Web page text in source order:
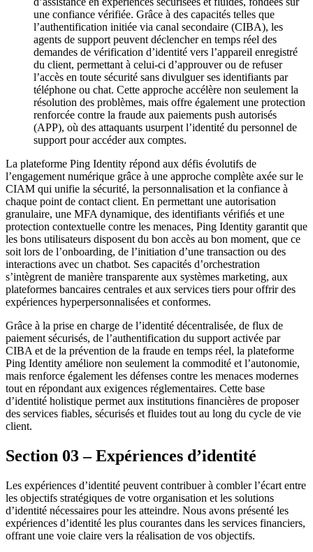
une confiance vérifiée. Grâce à des capacités telles que
l’authentification initiée via canal secondaire (CIBA), les
agents de support peuvent déclencher en temps réel des
demandes de vérification d’identité vers l’appareil enregistré
du client, permettant à celui-ci d’approuver ou de refuser
l’accès en toute sécurité sans divulguer ses identifiants par
téléphone ou chat. Cette approche accélère non seulement la
résolution des problèmes, mais offre également une protection
renforcée contre la fraude aux paiements push autorisés
(APP), où des attaquants usurpent l’identité du personnel de
support pour accéder aux comptes.
La plateforme Ping Identity répond aux défis évolutifs de
l’engagement numérique grâce à une approche complète axée sur le
CIAM qui unifie la sécurité, la personnalisation et la confiance à
chaque point de contact client. En permettant une autorisation
granulaire, une MFA dynamique, des identifiants vérifiés et une
protection contextuelle contre les menaces, Ping Identity garantit que
les bons utilisateurs disposent du bon accès au bon moment, que ce
soit lors de l’onboarding, de l’initiation d’une transaction ou des
interactions avec un chatbot. Ses capacités d’orchestration
s’intègrent de manière transparente aux systèmes marketing, aux
plateformes bancaires centrales et aux services tiers pour offrir des
expériences hyperpersonnalisées et conformes.
Grâce à la prise en charge de l’identité décentralisée, de flux de
paiement sécurisés, de l’authentification du support activée par
CIBA et de la prévention de la fraude en temps réel, la plateforme
Ping Identity améliore non seulement la commodité et l’autonomie,
mais renforce également les défenses contre les menaces modernes
tout en répondant aux exigences réglementaires. Cette base
d’identité holistique permet aux institutions financières de proposer
des services fiables, sécurisés et fluides tout au long du cycle de vie
client.
Section 03 – Expériences d’identité
Les expériences d’identité peuvent contribuer à combler l’écart entre
les objectifs stratégiques de votre organisation et les solutions
d’identité nécessaires pour les atteindre. Nous avons présenté les
expériences d’identité les plus courantes dans les services financiers,
offrant une voie claire vers la réalisation de vos objectifs.